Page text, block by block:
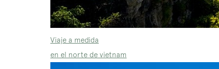
Viaje a medida
en el norte de vietnam